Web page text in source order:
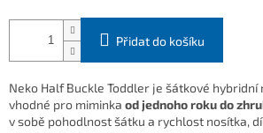
Přidat do košíku
Neko Half Buckle Toddler je šátkové hybridní
vhodné pro miminka od jednoho roku do
v sobě pohodlnost šátku a rychlost nosítka,